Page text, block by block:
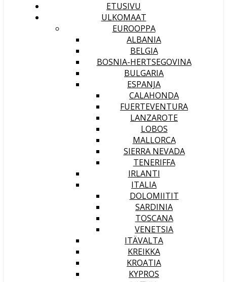
ETUSIVU
ULKOMAAT
EUROOPPA
ALBANIA
BELGIA
BOSNIA-HERTSEGOVINA
BULGARIA
ESPANJA
CALAHONDA
FUERTEVENTURA
LANZAROTE
LOBOS
MALLORCA
SIERRA NEVADA
TENERIFFA
IRLANTI
ITALIA
DOLOMIITIT
SARDINIA
TOSCANA
VENETSIA
ITÄVALTA
KREIKKA
KROATIA
KYPROS